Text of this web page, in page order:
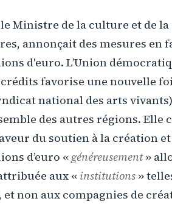
Ministre de la culture et de
annonçait des mesures en
d'euro. L’Union
favorise une nouvelle
national des arts
des autres régions. Elle
du soutien à la création
d’euro «généreusement»
aux « institutions »
non aux compagnies de